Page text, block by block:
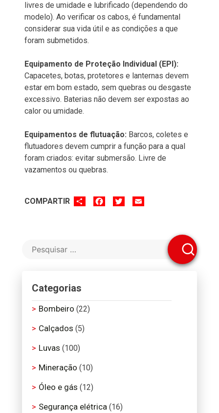
livres de umidade e lubrificado (dependendo do
modelo). Ao verificar os cabos, é fundamental
considerar sua vida útil e as condições a que
foram submetidos.
Equipamento de Proteção Individual (EPI):
Capacetes, botas, protetores e lanternas devem
estar em bom estado, sem quebras ou desgaste
excessivo. Baterias não devem ser expostas ao
calor ou umidade.
Equipamentos de flutuação: Barcos, coletes e
flutuadores devem cumprir a função para a qual
foram criados: evitar submersão. Livre de
vazamentos ou quebras.
COMPARTIR SHARE FACEBOOKTWITTER
Categorias
Bombeiro (22)
Calçados (5)
Luvas (100)
Mineração (10)
Óleo e gás (12)
Segurança elétrica(16)